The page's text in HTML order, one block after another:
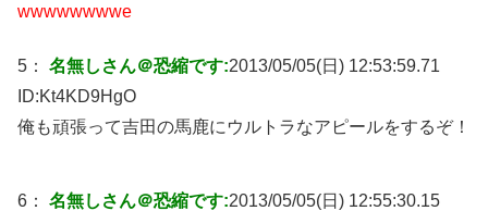
wwwwwwwwe
5： 名無しさん＠恐縮です:2013/05/05(日) 12:53:59.71
ID:Kt4KD9HgO
俺も頑張って吉田の馬鹿にウルトラなアピールをするぞ！
6： 名無しさん＠恐縮です:2013/05/05(日) 12:55:30.15